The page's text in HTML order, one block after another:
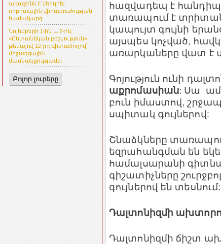
առաջինն է ներդրել
ռոբոտային վիրաբուժության
համակարգ
Նոյեմբերի 1-ին և 2-ին,
«Ընտանեկան բժշկություն»
թեմայով 12-րդ գիտաժողով՝
միջազգային
մասնակցությամբ։
Բոլոր լուրերը
հազվադեպ է
տառապում է
կապույտ գույնի
այսպես կոչված,
առարկաները վատ է
Գոյություն ունի
աքրոմասիան: Սա
բուն իմաստով,
սպիտակ գույներով:
Շնաձկները
եզրահանգման են
համալսարանի
գիշատիչները
գույներով են տեսնում:
Դալտոնիզմի
Դալտոնիզմի ճիշտ